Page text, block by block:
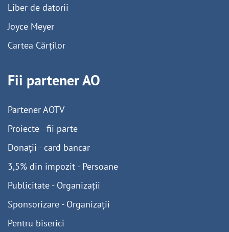
Liber de datorii
Joyce Meyer
Cartea Cărților
Fii partener AO
Partener AOTV
Proiecte - fii parte
Donații - card bancar
3,5% din impozit - Persoane
Publicitate - Organizații
Sponsorizare - Organizații
Pentru biserici